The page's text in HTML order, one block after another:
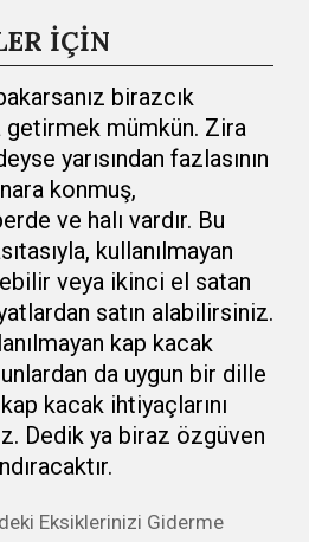
İÇİN
birazcık
getirmek mümkün. Zira
yarısından fazlasının
konmuş,
ve halı vardır. Bu
kullanılmayan
veya ikinci el satan
satın alabilirsiniz.
kap kacak
da uygun bir dille
kacak ihtiyaçlarını
Dedik ya biraz özgüven
Eksiklerinizi Giderme